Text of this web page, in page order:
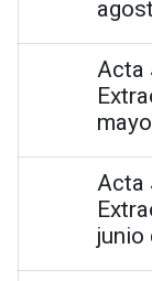
Acta
Acta
junio